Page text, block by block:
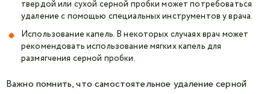
твердой или сухой серной пробки может потребоваться
удаление с помощью специальных инструментов у врача.
Использование капель. В некоторых случаях врач может
рекомендовать использование мягких капель для
размягчения серной пробки.
Важно помнить, что самостоятельное удаление серной